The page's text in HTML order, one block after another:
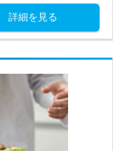
詳細を見る